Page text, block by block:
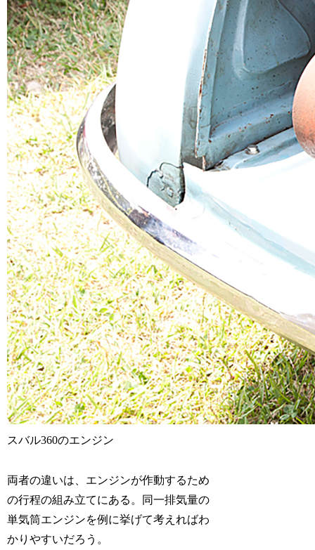
スバル360のエンジン
両者の違いは、エンジンが作動するため
の行程の組み立てにある。同一排気量の
単気筒エンジンを例に挙げて考えればわ
かりやすいだろう。